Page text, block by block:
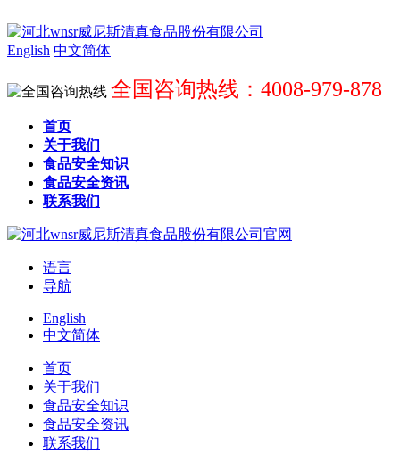
English 中文简体
全国咨询热线：4008-979-878
首页
关于我们
食品安全知识
食品安全资讯
联系我们
语言
导航
English
中文简体
首页
关于我们
食品安全知识
食品安全资讯
联系我们